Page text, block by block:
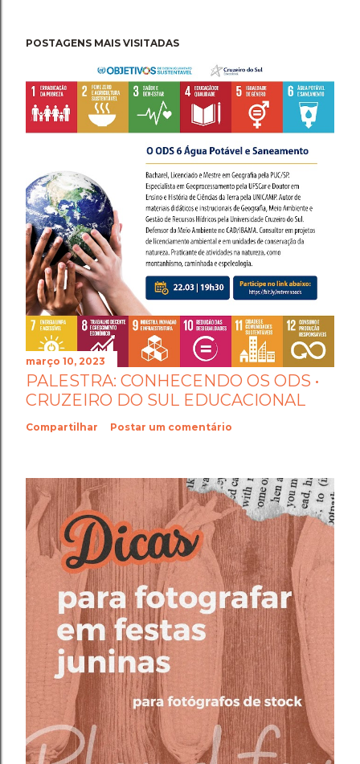
POSTAGENS MAIS VISITADAS
março 10, 2023
PALESTRA: CONHECENDO OS ODS •
CRUZEIRO DO SUL EDUCACIONAL
Compartilhar Postar um comentário